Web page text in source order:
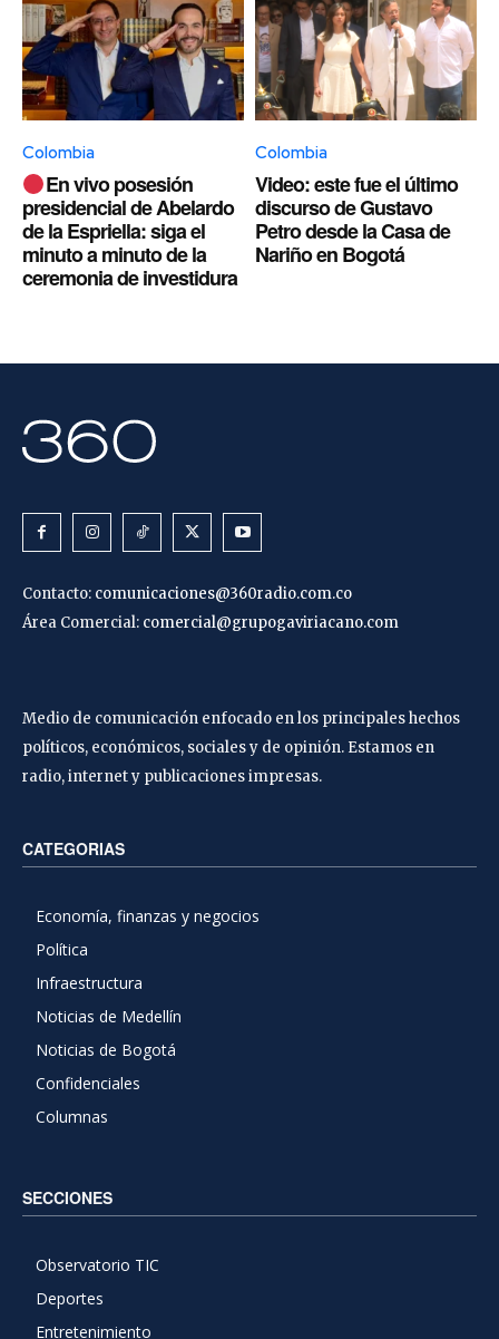
Colombia
En vivo posesión
presidencial de Abelardo
de la Espriella: siga el
minuto a minuto de la
ceremonia de investidura
Colombia
Video: este fue el último
discurso de Gustavo
Petro desde la Casa de
Nariño en Bogotá
Contacto: comunicaciones@360radio.com.co
Área Comercial: comercial@grupogaviriacano.com
Medio de comunicación enfocado en los principales hechos
políticos, económicos, sociales y de opinión. Estamos en
radio, internet y publicaciones impresas.
CATEGORIAS
Economía, finanzas y negocios
Política
Infraestructura
Noticias de Medellín
Noticias de Bogotá
Confidenciales
Columnas
SECCIONES
Observatorio TIC
Deportes
Entretenimiento